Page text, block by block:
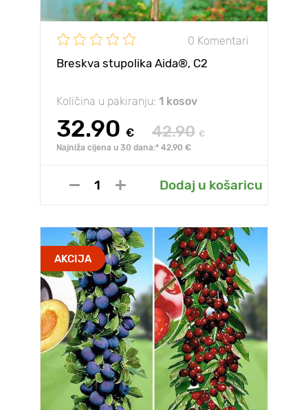
0 Komentari
Breskva stupolika Aida®, C2
Količina u pakiranju: 1 kosov
32.90 € 42.90 €
Najniža cijena u 30 dana:* 42.90 €
Dodaj u košaricu
AKCIJA